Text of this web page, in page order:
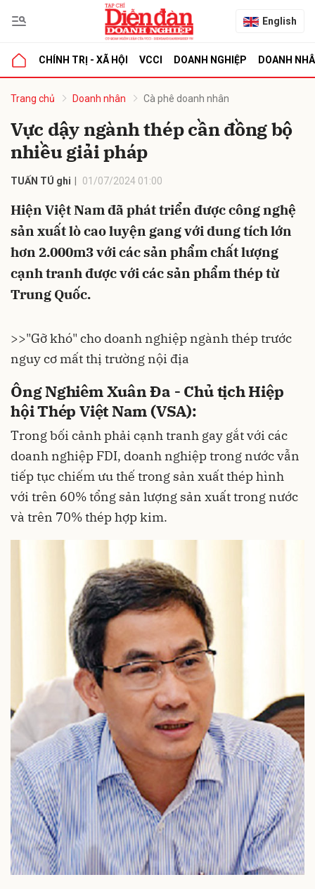
English
CHÍNH TRỊ - XÃ HỘI VCCI DOANH NGHIỆP DOANH
Trang chủ Doanh nhân Cà phê doanh nhân
Vực dậy ngành thép cần đồng bộ
nhiều giải pháp
TUẤN TÚ ghi 01/07/2024 01:00
Hiện Việt Nam đã phát triển được công nghệ
sản xuất lò cao luyện gang với dung tích lớn
hơn 2.000m3 với các sản phẩm chất lượng
cạnh tranh được với các sản phẩm thép từ
Trung Quốc.
>>"Gỡ khó" cho doanh nghiệp ngành thép trước
nguy cơ mất thị trường nội địa
Ông Nghiêm Xuân Đa - Chủ tịch Hiệp
hội Thép Việt Nam (VSA):
Trong bối cảnh phải cạnh tranh gay gắt với các
doanh nghiệp FDI, doanh nghiệp trong nước vẫn
tiếp tục chiếm ưu thế trong sản xuất thép hình
với trên 60% tổng sản lượng sản xuất trong nước
và trên 70% thép hợp kim.
luận
Hủy